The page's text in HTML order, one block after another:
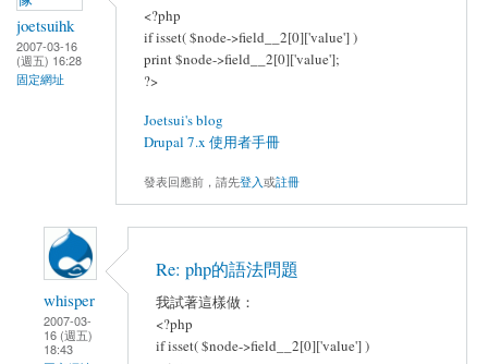
joetsuihk
2007-03-16
(週五) 16:28
固定網址
<?php
if isset( $node->field__2[0]['value'] )
print $node->field__2[0]['value'];
?>
Joetsui's blog
Drupal 7.x 使用者手冊
發表回應前，請先登入或註冊
whisper
2007-03-
16 (週五)
18:43
Re: php的語法問題
我試著這樣做：
<?php
if isset( $node->field__2[0]['value'] )